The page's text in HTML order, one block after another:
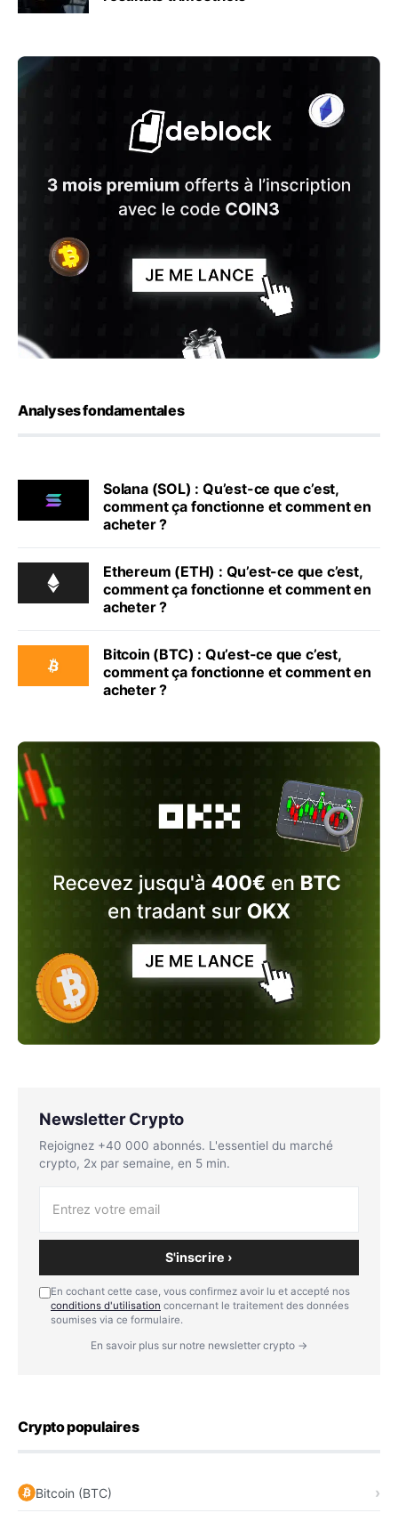
Analyses fondamentales
Solana (SOL) : Qu’est-ce que c’est,
comment ça fonctionne et comment en
acheter ?
Ethereum (ETH) : Qu’est-ce que c’est,
comment ça fonctionne et comment en
acheter ?
Bitcoin (BTC) : Qu’est-ce que c’est,
comment ça fonctionne et comment en
acheter ?
Newsletter Crypto
Rejoignez +40 000 abonnés. L'essentiel du marché
crypto, 2x par semaine, en 5 min.
S'inscrire ›
En cochant cette case, vous confirmez avoir lu et accepté nos
conditions d'utilisation concernant le traitement des données
soumises via ce formulaire.
En savoir plus sur notre newsletter crypto →
Crypto populaires
Bitcoin (BTC)